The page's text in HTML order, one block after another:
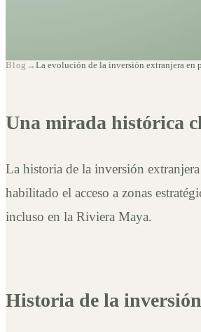
La
extranjera
de la
21 de abril de 2025
Blog →La evolución de la inversión extranjera en
Una mirada histórica
La historia de la inversión
habilitado el acceso a zonas
incluso en la Riviera Maya.
Historia de la